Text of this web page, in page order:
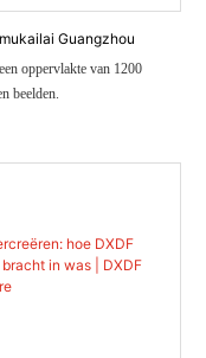
Guangzhou
oppervlakte van 1200
beelden.